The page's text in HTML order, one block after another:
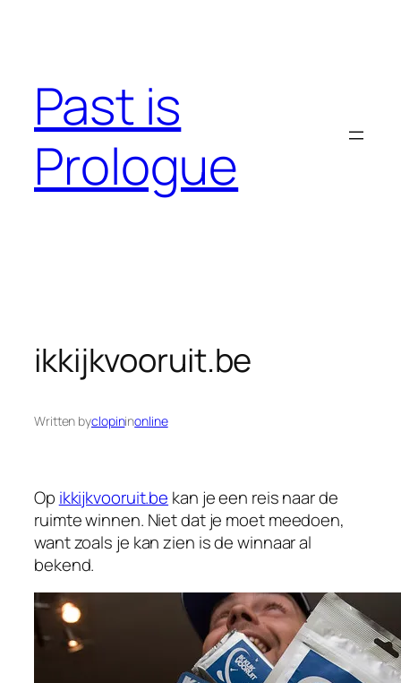
Past is
Prologue
ikkijkvooruit.be
Written byclopininonline
Op ikkijkvooruit.be kan je een reis naar de
ruimte winnen. Niet dat je moet meedoen,
want zoals je kan zien is de winnaar al
bekend.